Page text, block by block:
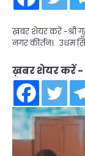
ख़बर शेयर करें -श्री
नगर कीर्तन। उधम
ख़बर शेयर करें -